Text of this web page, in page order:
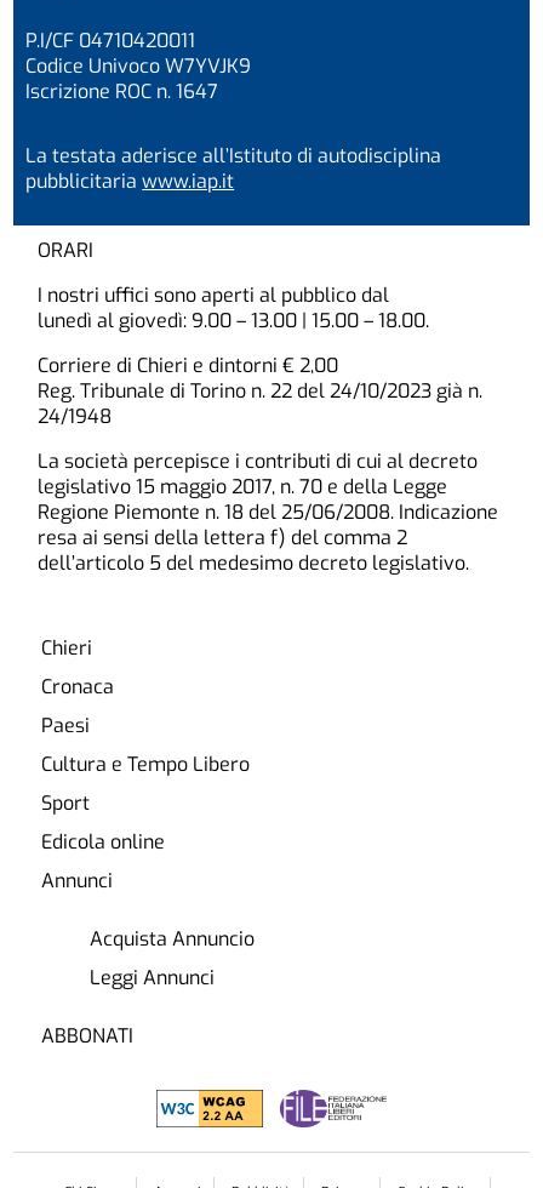
P.I/CF 04710420011
Codice Univoco W7YVJK9
Iscrizione ROC n. 1647
La testata aderisce all’Istituto di autodisciplina
pubblicitariawww.iap.it
ORARI
I nostri uffici sono aperti al pubblico dal
lunedì al giovedì: 9.00 – 13.00 | 15.00 – 18.00.
Corriere di Chieri e dintorni € 2,00
Reg. Tribunale di Torino n. 22 del 24/10/2023 già n.
24/1948
La società percepisce i contributi di cui al decreto
legislativo 15 maggio 2017, n. 70 e della Legge
Regione Piemonte n. 18 del 25/06/2008. Indicazione
resa ai sensi della lettera f) del comma 2
dell’articolo 5 del medesimo decreto legislativo.
Chieri
Cronaca
Paesi
Cultura e Tempo Libero
Sport
Edicola online
Annunci
Acquista Annuncio
Leggi Annunci
ABBONATI